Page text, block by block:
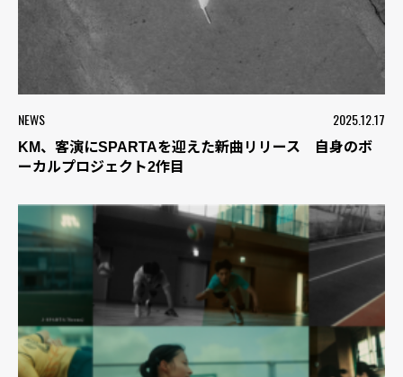
NEWS 2025.12.17
KM、客演にSPARTAを迎えた新曲リリース 自身のボ
ーカルプロジェクト2作目